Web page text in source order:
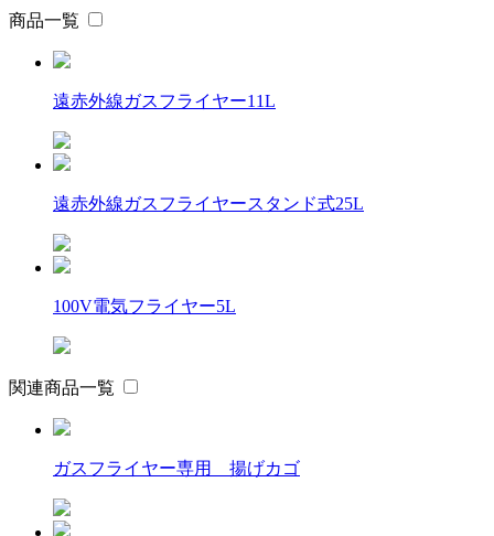
商品一覧
遠赤外線ガスフライヤー11L
遠赤外線ガスフライヤースタンド式25L
100V電気フライヤー5L
関連商品一覧
ガスフライヤー専用 揚げカゴ